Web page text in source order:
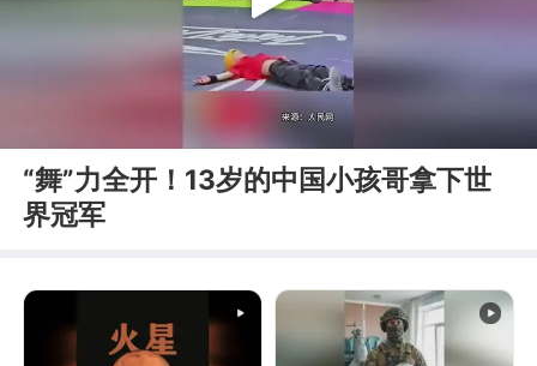
Play
“舞”力全开！13岁的中国小孩哥拿下世
界冠军